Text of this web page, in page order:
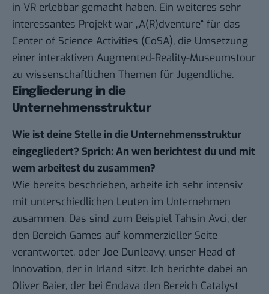
in VR erlebbar gemacht haben. Ein weiteres sehr
interessantes Projekt war „A(R)dventure“ für das
Center of Science Activities (CoSA), die Umsetzung
einer interaktiven Augmented-Reality-Museumstour
zu wissenschaftlichen Themen für Jugendliche.
Eingliederung in die
Unternehmensstruktur
Wie ist deine Stelle in die Unternehmensstruktur
eingegliedert? Sprich: An wen berichtest du und mit
wem arbeitest du zusammen?
Wie bereits beschrieben, arbeite ich sehr intensiv
mit unterschiedlichen Leuten im Unternehmen
zusammen. Das sind zum Beispiel Tahsin Avci, der
den Bereich Games auf kommerzieller Seite
verantwortet, oder Joe Dunleavy, unser Head of
Innovation, der in Irland sitzt. Ich berichte dabei an
Oliver Baier, der bei Endava den Bereich Catalyst